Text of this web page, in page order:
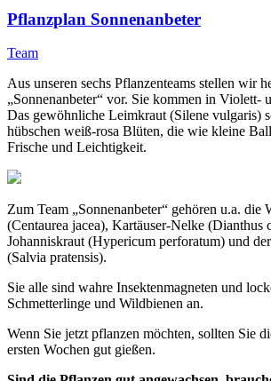
Pflanzplan Sonnenanbeter
Team
Aus unseren sechs Pflanzenteams stellen wir
„Sonnenanbeter“ vor. Sie kommen in Violett-
Das gewöhnliche Leimkraut (Silene vulgaris)
hübschen weiß-rosa Blüten, die wie kleine
Frische und Leichtigkeit.
Zum Team „Sonnenanbeter“ gehören u.a. die
(Centaurea jacea), Kartäuser-Nelke (Dianthus
Johanniskraut (Hypericum perforatum) und
(Salvia pratensis).
Sie alle sind wahre Insektenmagneten und
Schmetterlinge und Wildbienen an.
Wenn Sie jetzt pflanzen möchten, sollten Sie
ersten Wochen gut gießen.